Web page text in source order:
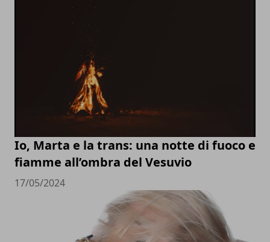
Io, Marta e la trans: una notte di fuoco e
fiamme all’ombra del Vesuvio
17/05/2024